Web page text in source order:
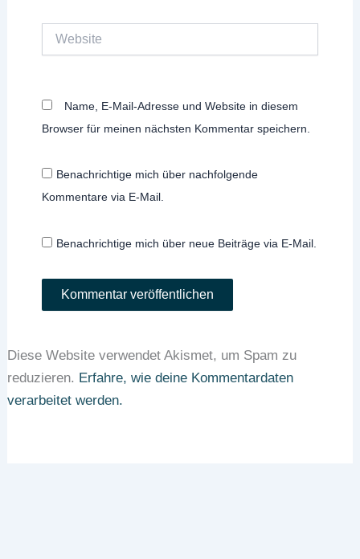
Name, E-Mail-Adresse und Website in diesem
Browser für meinen nächsten Kommentar speichern.
Benachrichtige mich über nachfolgende
Kommentare via E-Mail.
Benachrichtige mich über neue Beiträge via E-Mail.
Diese Website verwendet Akismet, um Spam zu
reduzieren. Erfahre, wie deine Kommentardaten
verarbeitet werden.